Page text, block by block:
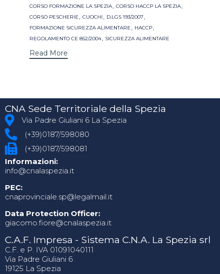
CORSO FORMAZIONE LA SPEZIA, CORSO HACCP LA SPEZIA,
CORSO PESCHERIE , CUOCHI , D.LGS 193/2007 ,
FORMAZIONE SICUREZZA ALIMENTARE , HACCP,
REGOLAMENTO CE 852/2004, SICUREZZA ALIMENTARE
Read More
CNA Sede Territoriale della Spezia
Via Padre Giuliani 6 La Spezia
(+39)0187/598080
(+39)0187/598081
Informazioni:
info@cnalaspezia.it
PEC:
cnaprovinciale.sp@legalmail.it
Data Protection Officer:
giacomo.fiore@cnalaspezia.it
C.A.F. Impresa - Sistema C.N.A. La Spezia srl
C.F. e P. IVA 01091040111
Via Padre Giuliani 6
19125 La Spezia